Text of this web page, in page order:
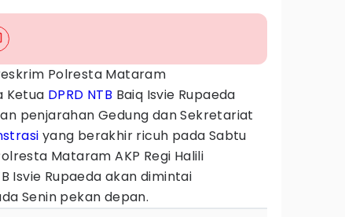
Polresta Mataram
Ketua DPRD NTB Baiq Isvie Rupaeda
penjarahan Gedung dan Sekretariat
yang berakhir ricuh pada Sabtu
Mataram AKP Regi Halili
Isvie Rupaeda akan dimintai
Senin pekan depan.